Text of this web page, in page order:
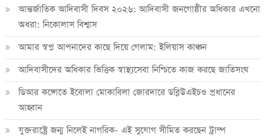
আন্তর্জাতিক আদিবাসী দিবস ২০২৬: আদিবাসী জনগোষ্ঠীর অধিকার এখনো
অধরা: নিকোলাস বিশ্বাস
আমার স্বপ্ন আপনাদের কাছে দিয়ে গেলাম: ইলিয়াস কাঞ্চন
আদিবাসীদের অধিকার ভিত্তিক স্বাস্থ্যসেবা নিশ্চিতে কাজ করছে জাতিসংঘ
ডিআর কঙ্গোতে ইবোলা মোকাবিলা জোরদারে ডব্লিউএইচও প্রধানের
আহ্বান
যুক্তরাষ্ট্রে জন্ম নিলেই নাগরিক- এই সুযোগ সীমিত করছেন ট্রাম্প